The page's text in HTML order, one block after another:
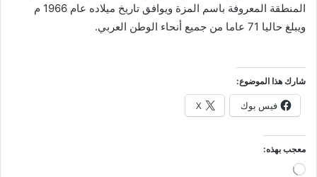
المنطقة المعروفة باسم المزة ويوافق تاريخ ميلاده عام 1966 م
ويبلغ حاليا 71 عاما من جميع أنحاء الوطن العربي.
شارك هذا الموضوع:
فيس بوك X
معجب بهذه:
جاري